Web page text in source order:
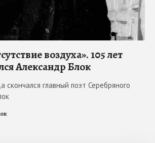
воздуха». 105 лет
Александр Блок
скончался главный поэт Серебряного